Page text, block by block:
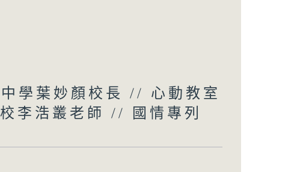
學葉妙顏校長 // 心動教室
李浩叢老師 // 國情專列